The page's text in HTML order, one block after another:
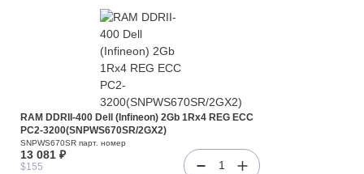
RAM DDRII-400 Dell (Infineon) 2Gb 1Rx4 REG ECC
PC2-3200(SNPWS670SR/2GX2)
SNPWS670SR парт. номер
13 081 ₽
$155 1